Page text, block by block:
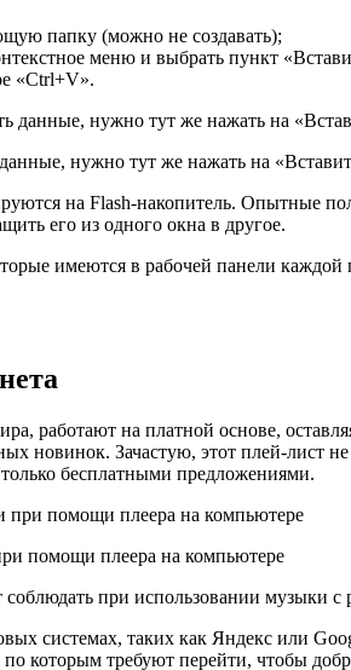
папку (можно не создавать);
меню и выбрать пункт
«Ctrl+V».
нужно тут же нажать на
на Flash-накопитель. Опытные
его из одного окна в другое.
имеются в рабочей панели
работают на платной основе,
новинок. Зачастую, этот плей-лист
бесплатными предложениями.
помощи плеера на компьютере
при использовании музыки с
системах, таких как Яндекс или
которым требуют перейти, чтобы